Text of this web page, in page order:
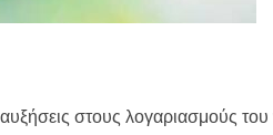
στους λογαριασμούς